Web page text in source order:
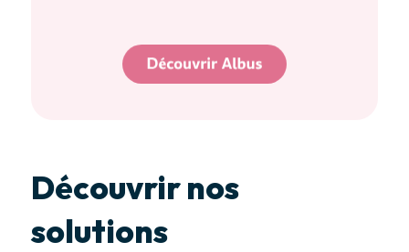
Découvrir nos
solutions